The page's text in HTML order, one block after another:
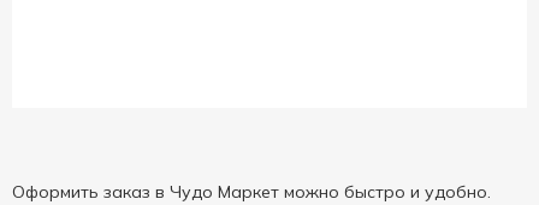
Оформить заказ в Чудо Маркет можно быстро и удобно.